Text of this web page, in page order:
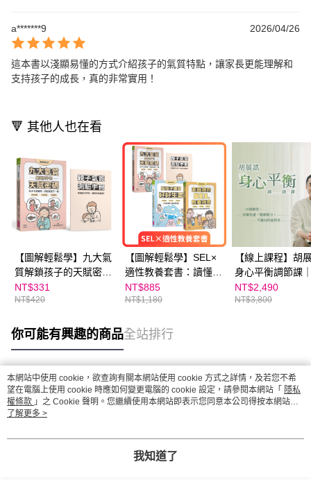
a*******9 2026/04/26
這本書以淺顯易懂的方式介紹孩子的氣質特點，讓家長更能理解和
支持孩子的成長，真的非常實用！
🔻 其他人也在看
【圖解輕鬆學】九大氣
質解鎖孩子的天賦密
碼：孩子不是難帶，而
是氣質不一樣 ★SEL情
NT$331
NT$420
【圖解輕鬆學】SEL×
適性教養套書：讀懂孩
子氣質、培養社會情緒
力、練習好好生氣（3
NT$885
NT$1,180
【線上課程】胡
身心平衡調節課
天下線上學校
NT$2,490
NT$3,800
你可能有興趣的商品全站排行
熱門標籤
本網站中使用 cookie，欲查詢有關本網站使用 cookie 方式之詳情，及若您不希
望在電腦上使用 cookie 時應如何變更電腦的 cookie 設定，請參閱本網站「 隱私
權條款 」之 Cookie 聲明。您繼續使用本網站即表示您同意本公司得按本網站使
用條款之 Cookie 聲明使用 cookie。
了解更多 >
我知道了